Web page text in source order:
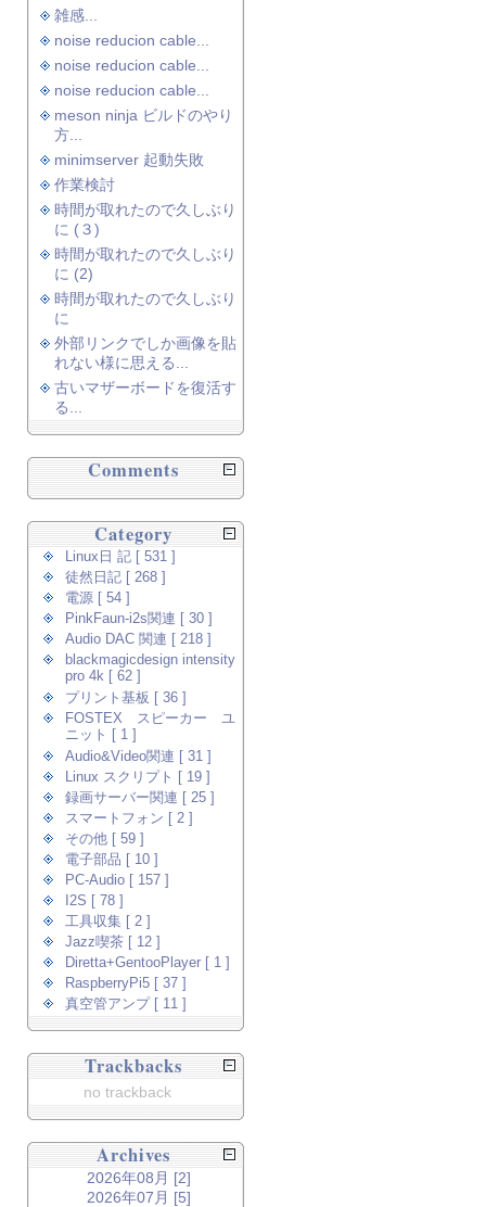
雑感...
noise reducion cable...
noise reducion cable...
noise reducion cable...
meson ninja ビルドのやり
方...
minimserver 起動失敗
作業検討
時間が取れたので久しぶり
に (３)
時間が取れたので久しぶり
に (2)
時間が取れたので久しぶり
に
外部リンクでしか画像を貼
れない様に思える...
古いマザーボードを復活す
る...
Comments
Category
Linux日 記 [ 531 ]
徒然日記 [ 268 ]
電源 [ 54 ]
PinkFaun-i2s関連 [ 30 ]
Audio DAC 関連 [ 218 ]
blackmagicdesign intensity
pro 4k [ 62 ]
プリント基板 [ 36 ]
FOSTEX スピーカー ユ
ニット [ 1 ]
Audio&Video関連 [ 31 ]
Linux スクリプト [ 19 ]
録画サーバー関連 [ 25 ]
スマートフォン [ 2 ]
その他 [ 59 ]
電子部品 [ 10 ]
PC-Audio [ 157 ]
I2S [ 78 ]
工具収集 [ 2 ]
Jazz喫茶 [ 12 ]
Diretta+GentooPlayer [ 1 ]
RaspberryPi5 [ 37 ]
真空管アンプ [ 11 ]
Trackbacks
no trackback
Archives
2026年08月 [2]
2026年07月 [5]